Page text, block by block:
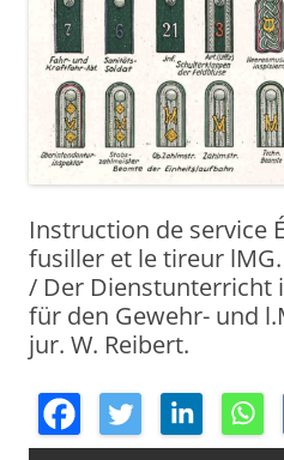
Instruction de service
fusiller et le tireur
/ Der Dienstunterricht
für den Gewehr- und
jur. W. Reibert.